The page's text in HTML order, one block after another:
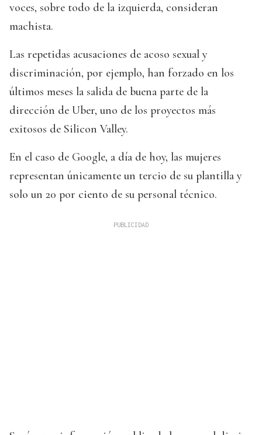
voces, sobre todo de la izquierda, consideran
machista.
Las repetidas acusaciones de acoso sexual y
discriminación, por ejemplo, han forzado en los
últimos meses la salida de buena parte de la
dirección de Uber, uno de los proyectos más
exitosos de Silicon Valley.
En el caso de Google, a día de hoy, las mujeres
representan únicamente un tercio de su plantilla y
solo un 20 por ciento de su personal técnico.